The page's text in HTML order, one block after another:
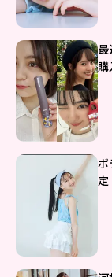
最
購
ボ
定